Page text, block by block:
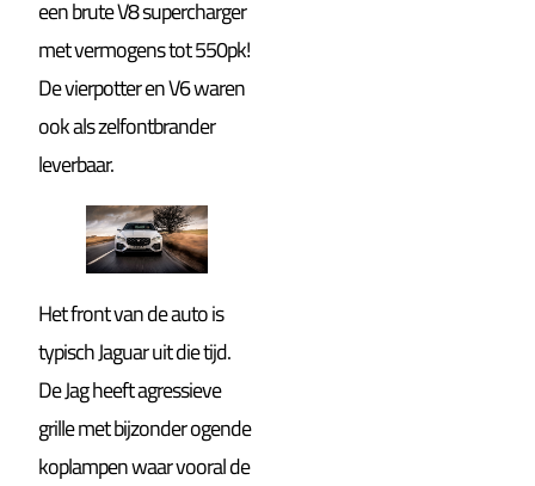
een brute V8 supercharger
met vermogens tot 550pk!
De vierpotter en V6 waren
ook als zelfontbrander
leverbaar.
Het front van de auto is
typisch Jaguar uit die tijd.
De Jag heeft agressieve
grille met bijzonder ogende
koplampen waar vooral de